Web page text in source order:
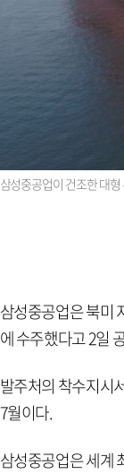
삼성중공업이 건조한 대
삼성중공업은 북미
에 수주했다고 2일
발주처의 착수지시
7월이다.
삼성중공업은 세계